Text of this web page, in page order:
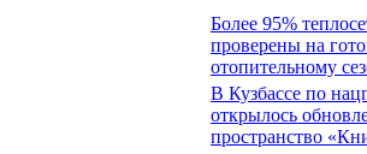
Более 95%
проверены на
отопительному
В Кузбассе по
открылось
пространство